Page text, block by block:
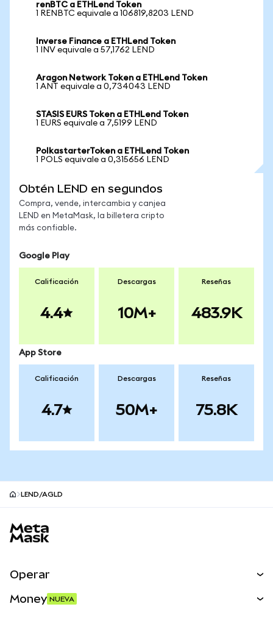
renBTC a ETHLend Token
1 RENBTC equivale a 106819,8203 LEND
Inverse Finance a ETHLend Token
1 INV equivale a 57,1762 LEND
Aragon Network Token a ETHLend Token
1 ANT equivale a 0,734043 LEND
STASIS EURS Token a ETHLend Token
1 EURS equivale a 7,5199 LEND
PolkastarterToken a ETHLend Token
1 POLS equivale a 0,315656 LEND
Obtén LEND en segundos
Compra, vende, intercambia y canjea
LEND en MetaMask, la billetera cripto
más confiable.
Google Play
Calificación
4.4
Descargas
10M+
Reseñas
483.9K
App Store
Calificación
4.7
Descargas
50M+
Reseñas
75.8K
LEND/AGLD
Operar
Money NUEVA